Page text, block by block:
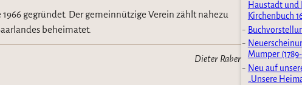
gegründet. Der gemeinnützige Verein zählt nahezu
beheimatet.
Dieter Raber
Haustadt und
Kirchenbuch
Mumper
Neu auf
„Unsere